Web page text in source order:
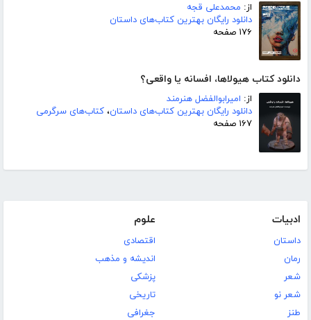
از: محمدعلی قجه
دانلود رایگان بهترین کتاب‌های داستان
۱۷۶ صفحه
دانلود کتاب هیولاها، افسانه یا واقعی؟
از: امیرابوالفضل هنرمند
دانلود رایگان بهترین کتاب‌های داستان، کتاب‌های سرگرمی
۱۶۷ صفحه
ادبیات
داستان
رمان
شعر
شعر نو
طنز
علوم
اقتصادی
اندیشه و مذهب
پزشکی
تاریخی
جغرافی